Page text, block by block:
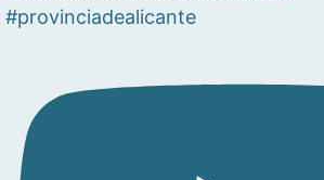
#provinciadealicante